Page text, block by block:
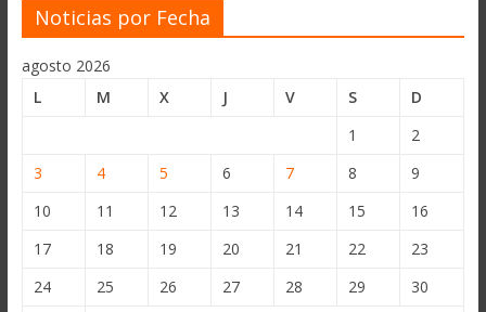
Noticias por Fecha
agosto 2026
L
M X J V S
D
1
2
3
4 5 6 7 8
9
10
11 12 13 14 15
16
17
18 19 20 21 22
23
24
25 26 27 28 29
30